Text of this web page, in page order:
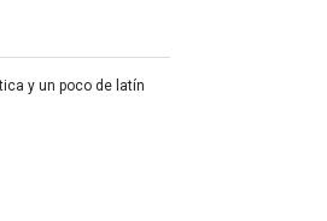
y un poco de latín